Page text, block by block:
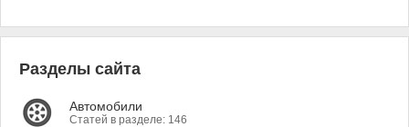
Разделы сайта
Автомобили
Статей в разделе: 146